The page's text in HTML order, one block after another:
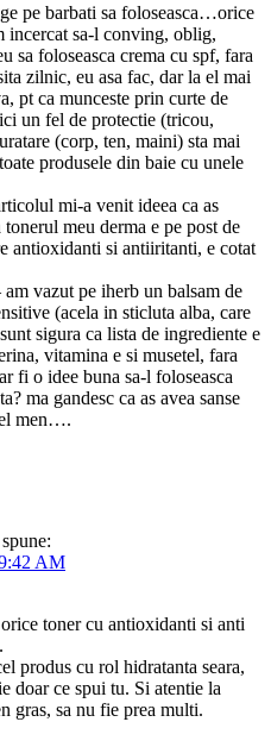
pe barbati sa foloseasca…orice
incercat sa-l conving, oblig,
sa foloseasca crema cu spf, fara
zilnic, eu asa fac, dar la el mai
pt ca munceste prin curte de
un fel de protectie (tricou,
(corp, ten, maini) sta mai
produsele din baie cu unele
mi-a venit ideea ca as
tonerul meu derma e pe post de
antioxidanti si antiiritanti, e cotat
vazut pe iherb un balsam de
(acela in sticluta alba, care
sigura ca lista de ingrediente e
vitamina e si musetel, fara
fi o idee buna sa-l foloseasca
ma gandesc ca as avea sanse
men….
spune:
AM
toner cu antioxidanti si anti
produs cu rol hidratanta seara,
doar ce spui tu. Si atentie la
gras, sa nu fie prea multi.